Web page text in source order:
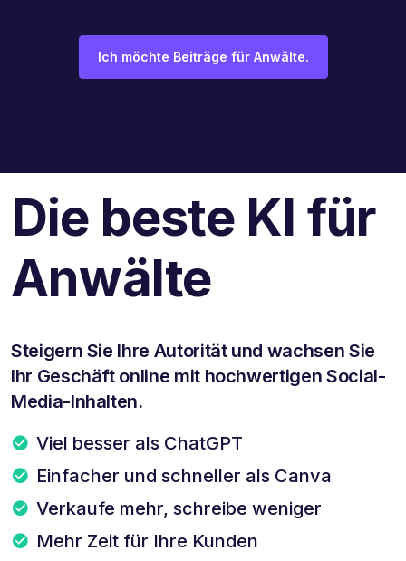
Ich möchte Beiträge für Anwälte.
Die beste KI für
Anwälte
Steigern Sie Ihre Autorität und wachsen Sie
Ihr Geschäft online mit hochwertigen Social-
Media-Inhalten.
Viel besser als ChatGPT
Einfacher und schneller als Canva
Verkaufe mehr, schreibe weniger
Mehr Zeit für Ihre Kunden